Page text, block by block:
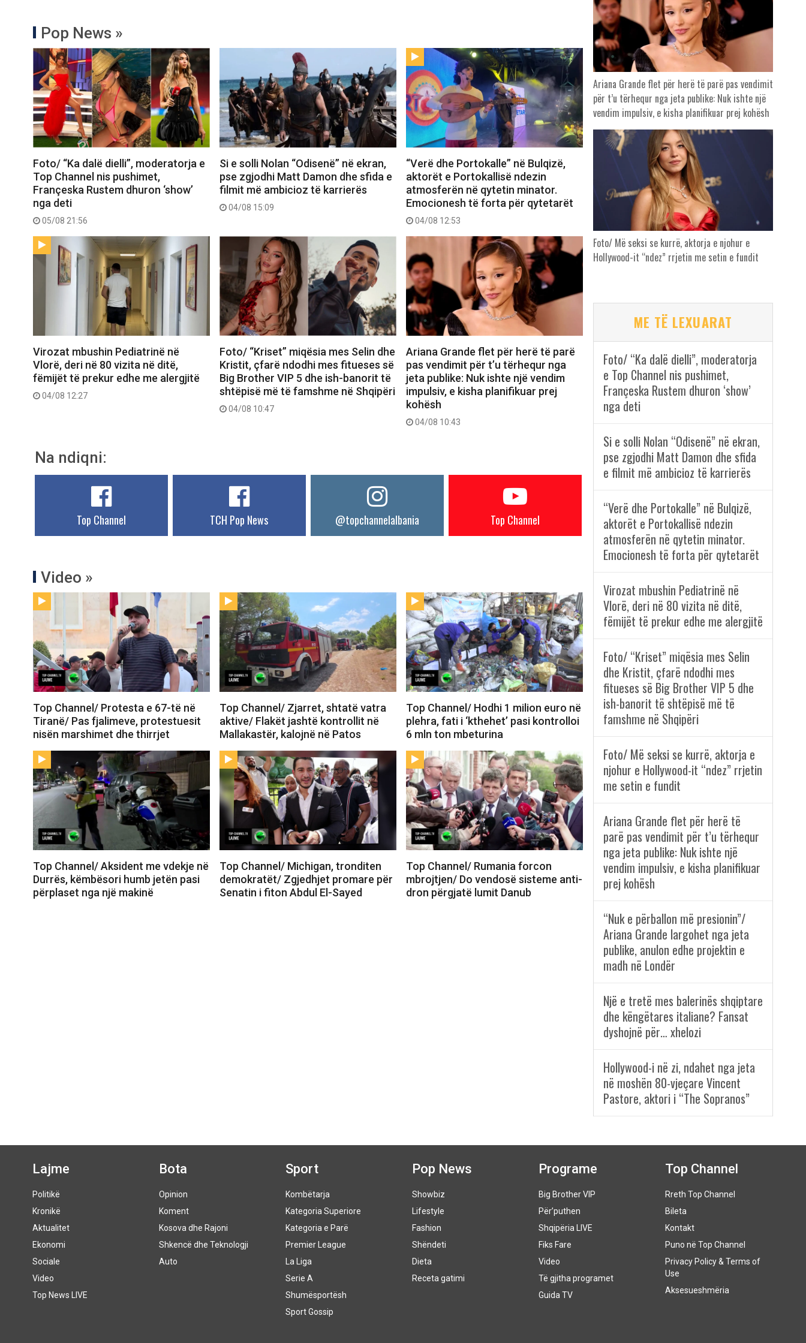
Pop News »
Foto/ “Ka dalë dielli”, moderatorja e
Top Channel nis pushimet,
Françeska Rustem dhuron ‘show’
nga deti
05/08 21:56
Si e solli Nolan “Odisenë” në ekran,
pse zgjodhi Matt Damon dhe sfida e
filmit më ambicioz të karrierës
04/08 15:09
“Verë dhe Portokalle” në Bulqizë,
aktorët e Portokallisë ndezin
atmosferën në qytetin minator.
Emocionesh të forta për qytetarët
04/08 12:53
Virozat mbushin Pediatrinë në
Vlorë, deri në 80 vizita në ditë,
fëmijët të prekur edhe me alergjitë
04/08 12:27
Foto/ “Kriset” miqësia mes Selin dhe
Kristit, çfarë ndodhi mes fitueses së
Big Brother VIP 5 dhe ish-banorit të
shtëpisë më të famshme në Shqipëri
04/08 10:47
Ariana Grande flet për herë të parë
pas vendimit për t’u tërhequr nga
jeta publike: Nuk ishte një vendim
impulsiv, e kisha planifikuar prej
kohësh
04/08 10:43
Na ndiqni:
Top Channel TCH Pop News @topchannelalbania Top Channel
Video »
Top Channel/ Protesta e 67-të në
Tiranë/ Pas fjalimeve, protestuesit
nisën marshimet dhe thirrjet
Top Channel/ Zjarret, shtatë vatra
aktive/ Flakët jashtë kontrollit në
Mallakastër, kalojnë në Patos
Top Channel/ Hodhi 1 milion euro në
plehra, fati i ‘kthehet’ pasi kontrolloi
6 mln ton mbeturina
Top Channel/ Aksident me vdekje në
Durrës, këmbësori humb jetën pasi
përplaset nga një makinë
Top Channel/ Michigan, tronditen
demokratët/ Zgjedhjet promare për
Senatin i fiton Abdul El-Sayed
Top Channel/ Rumania forcon
mbrojtjen/ Do vendosë sisteme anti-
dron përgjatë lumit Danub
Ariana Grande flet për herë të parë pas vendimit
për t’u tërhequr nga jeta publike: Nuk ishte një
vendim impulsiv, e kisha planifikuar prej kohësh
Foto/ Më seksi se kurrë, aktorja e njohur e
Hollywood-it “ndez” rrjetin me setin e fundit
ME TË LEXUARAT
Foto/ “Ka dalë dielli”, moderatorja
e Top Channel nis pushimet,
Françeska Rustem dhuron ‘show’
nga deti
Si e solli Nolan “Odisenë” në ekran,
pse zgjodhi Matt Damon dhe sfida
e filmit më ambicioz të karrierës
“Verë dhe Portokalle” në Bulqizë,
aktorët e Portokallisë ndezin
atmosferën në qytetin minator.
Emocionesh të forta për qytetarët
Virozat mbushin Pediatrinë në
Vlorë, deri në 80 vizita në ditë,
fëmijët të prekur edhe me alergjitë
Foto/ “Kriset” miqësia mes Selin
dhe Kristit, çfarë ndodhi mes
fitueses së Big Brother VIP 5 dhe
ish-banorit të shtëpisë më të
famshme në Shqipëri
Foto/ Më seksi se kurrë, aktorja e
njohur e Hollywood-it “ndez” rrjetin
me setin e fundit
Ariana Grande flet për herë të
parë pas vendimit për t’u tërhequr
nga jeta publike: Nuk ishte një
vendim impulsiv, e kisha planifikuar
prej kohësh
“Nuk e përballon më presionin”/
Ariana Grande largohet nga jeta
publike, anulon edhe projektin e
madh në Londër
Një e tretë mes balerinës shqiptare
dhe këngëtares italiane? Fansat
dyshojnë për… xhelozi
Hollywood-i në zi, ndahet nga jeta
në moshën 80-vjeçare Vincent
Pastore, aktori i “The Sopranos”
Lajme
Politikë
Kronikë
Aktualitet
Ekonomi
Sociale
Video
Top News LIVE
Bota
Opinion
Koment
Kosova dhe Rajoni
Shkencë dhe Teknologji
Auto
Sport
Kombëtarja
Kategoria Superiore
Kategoria e Parë
Premier League
La Liga
Serie A
Shumësportësh
Sport Gossip
Pop News
Showbiz
Lifestyle
Fashion
Shëndeti
Dieta
Receta gatimi
Programe
Big Brother VIP
Për’puthen
Shqipëria LIVE
Fiks Fare
Video
Të gjitha programet
Guida TV
Top Channel
Rreth Top Channel
Bileta
Kontakt
Puno në Top Channel
Privacy Policy & Terms of
Use
Aksesueshmëria